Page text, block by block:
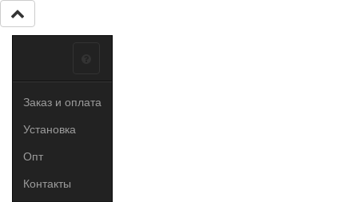
Заказ и оплата
Установка
Опт
Контакты